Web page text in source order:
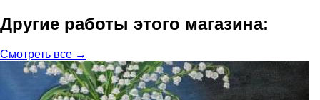
Другие работы этого магазина:
Смотреть все →